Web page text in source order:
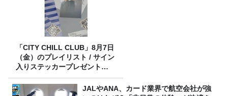
「CITY CHILL CLUB」8月7日
（金）のプレイリスト / サイン
入りステッカープレゼント有
り
JALやANA、カード業界で航空会社が強